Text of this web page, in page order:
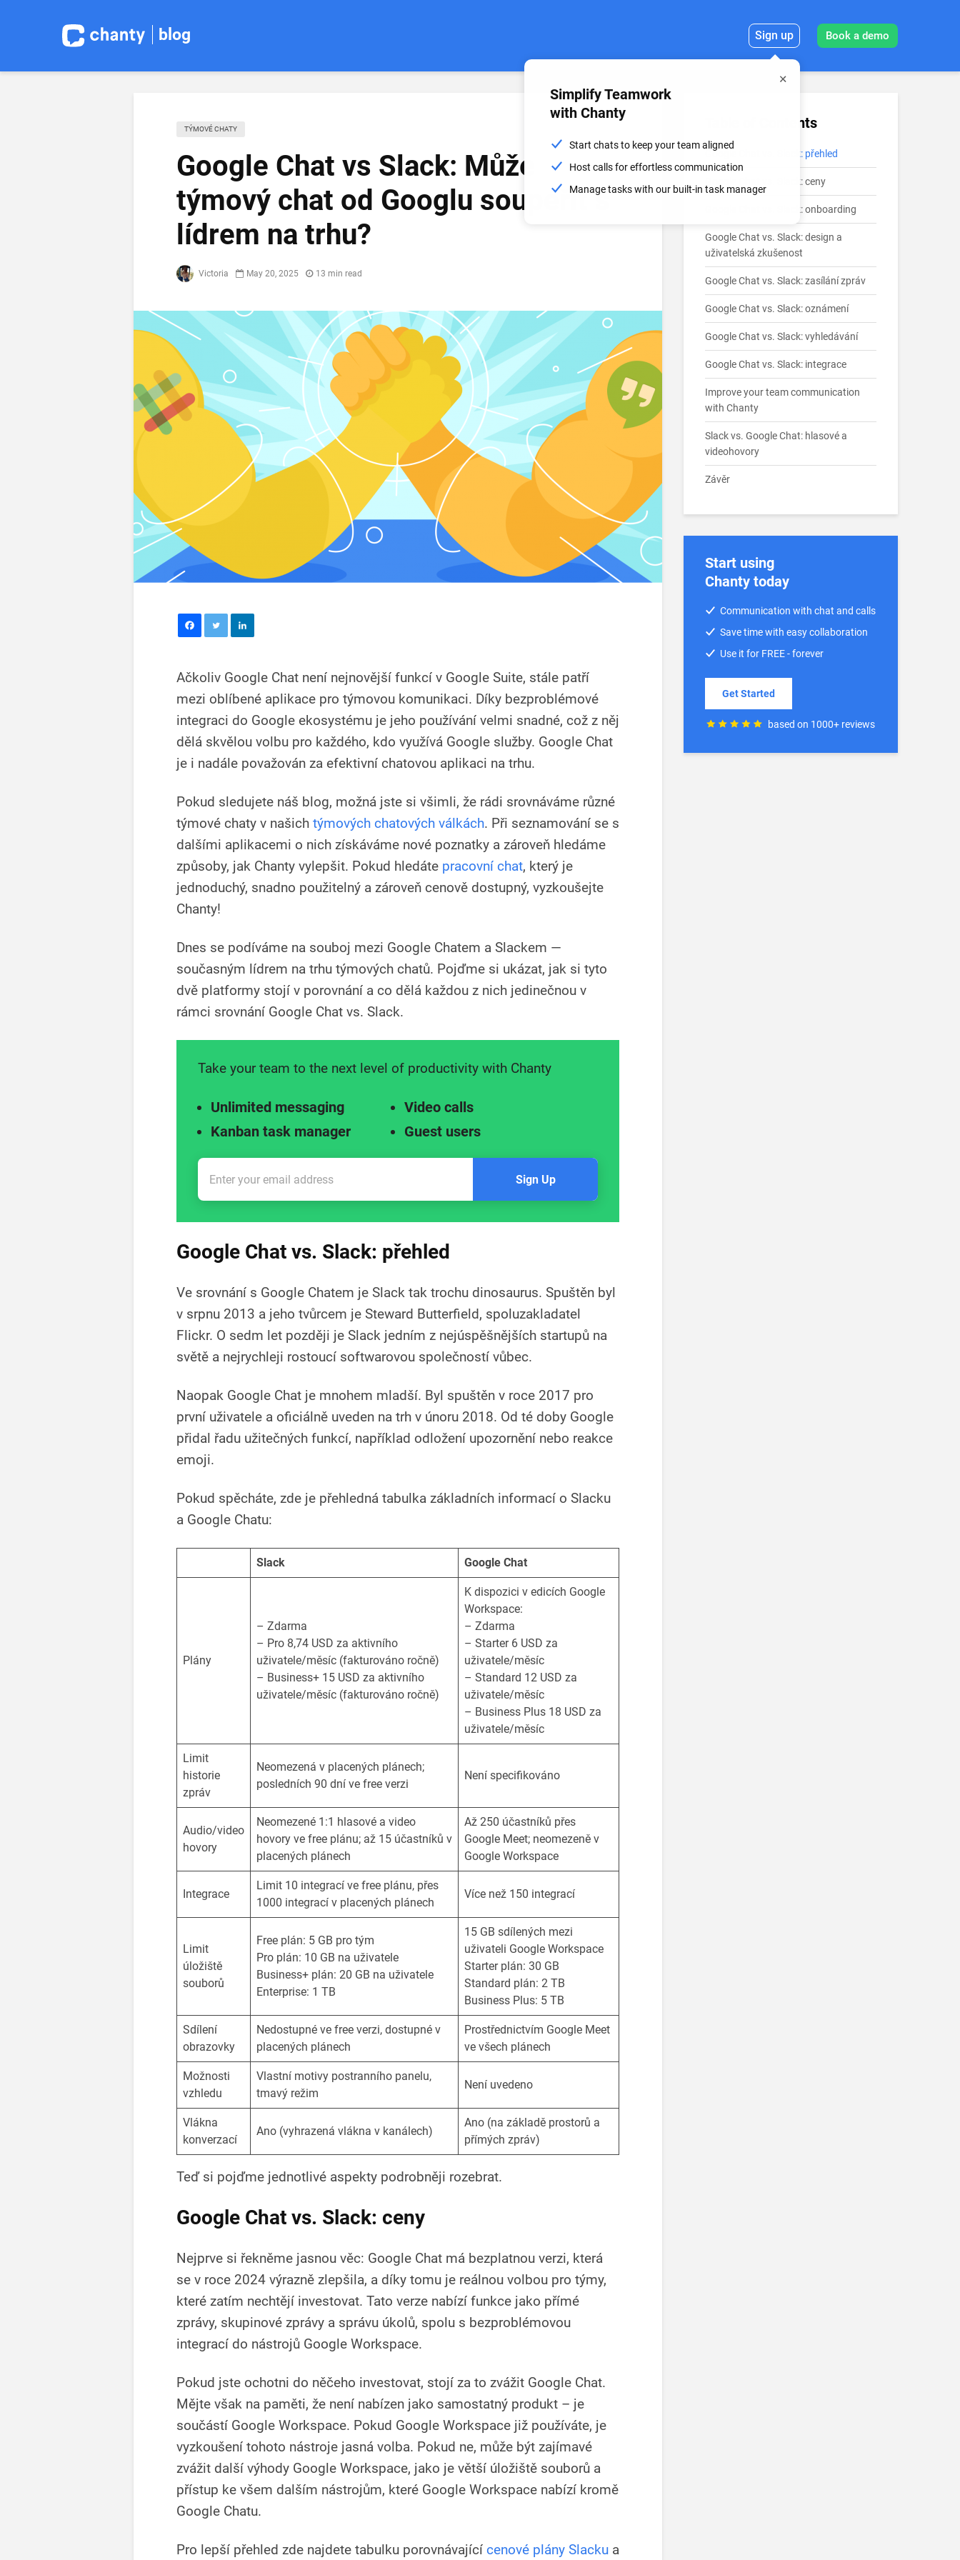
blog Sign up
Simplify Teamwork
with Chanty
Start chats to keep your team aligned
Host calls for effortless communication
Manage tasks with our built-in task manager
Book a demo
TÝMOVÉ CHATY
Google Chat vs Slack: Může
týmový chat od Googlu soupeřit s
lídrem na trhu?
Victoria May 20, 2025 13 min read
Ačkoliv Google Chat není nejnovější funkcí v Google Suite, stále patří
mezi oblíbené aplikace pro týmovou komunikaci. Díky bezproblémové
integraci do Google ekosystému je jeho používání velmi snadné, což z něj
dělá skvělou volbu pro každého, kdo využívá Google služby. Google Chat
je i nadále považován za efektivní chatovou aplikaci na trhu.
Pokud sledujete náš blog, možná jste si všimli, že rádi srovnáváme různé
týmové chaty v našich týmových chatových válkách. Při seznamování se s
dalšími aplikacemi o nich získáváme nové poznatky a zároveň hledáme
způsoby, jak Chanty vylepšit. Pokud hledáte pracovní chat, který je
jednoduchý, snadno použitelný a zároveň cenově dostupný, vyzkoušejte
Chanty!
Dnes se podíváme na souboj mezi Google Chatem a Slackem —
současným lídrem na trhu týmových chatů. Pojďme si ukázat, jak si tyto
dvě platformy stojí v porovnání a co dělá každou z nich jedinečnou v
rámci srovnání Google Chat vs. Slack.
Take your team to the next level of productivity with Chanty
Unlimited messaging
Video calls
Kanban task manager
Guest users
Sign Up
Google Chat vs. Slack: přehled
Ve srovnání s Google Chatem je Slack tak trochu dinosaurus. Spuštěn byl
v srpnu 2013 a jeho tvůrcem je Steward Butterfield, spoluzakladatel
Flickr. O sedm let později je Slack jedním z nejúspěšnějších startupů na
světě a nejrychleji rostoucí softwarovou společností vůbec.
Naopak Google Chat je mnohem mladší. Byl spuštěn v roce 2017 pro
první uživatele a oficiálně uveden na trh v únoru 2018. Od té doby Google
přidal řadu užitečných funkcí, například odložení upozornění nebo reakce
emoji.
Pokud spěcháte, zde je přehledná tabulka základních informací o Slacku
a Google Chatu:
Slack Google Chat
Plány
– Zdarma
– Pro 8,74 USD za aktivního
uživatele/měsíc (fakturováno ročně)
– Business+ 15 USD za aktivního
uživatele/měsíc (fakturováno ročně)
K dispozici v edicích Google
Workspace:
– Zdarma
– Starter 6 USD za
uživatele/měsíc
– Standard 12 USD za
uživatele/měsíc
– Business Plus 18 USD za
uživatele/měsíc
Limit
historie
zpráv
Neomezená v placených plánech;
posledních 90 dní ve free verzi
Není specifikováno
Audio/video
hovory
Neomezené 1:1 hlasové a video
hovory ve free plánu; až 15 účastníků v
placených plánech
Až 250 účastníků přes
Google Meet; neomezeně v
Google Workspace
Integrace
Limit 10 integrací ve free plánu, přes
1000 integrací v placených plánech
Více než 150 integrací
Limit
úložiště
souborů
Free plán: 5 GB pro tým
Pro plán: 10 GB na uživatele
Business+ plán: 20 GB na uživatele
Enterprise: 1 TB
15 GB sdílených mezi
uživateli Google Workspace
Starter plán: 30 GB
Standard plán: 2 TB
Business Plus: 5 TB
Sdílení
obrazovky
Nedostupné ve free verzi, dostupné v
placených plánech
Prostřednictvím Google Meet
ve všech plánech
Možnosti
vzhledu
Vlastní motivy postranního panelu,
tmavý režim
Není uvedeno
Vlákna
konverzací
Ano (vyhrazená vlákna v kanálech)
Ano (na základě prostorů a
přímých zpráv)
Teď si pojďme jednotlivé aspekty podrobněji rozebrat.
Google Chat vs. Slack: ceny
Nejprve si řekněme jasnou věc: Google Chat má bezplatnou verzi, která
se v roce 2024 výrazně zlepšila, a díky tomu je reálnou volbou pro týmy,
které zatím nechtějí investovat. Tato verze nabízí funkce jako přímé
zprávy, skupinové zprávy a správu úkolů, spolu s bezproblémovou
integrací do nástrojů Google Workspace.
Pokud jste ochotni do něčeho investovat, stojí za to zvážit Google Chat.
Mějte však na paměti, že není nabízen jako samostatný produkt – je
součástí Google Workspace. Pokud Google Workspace již používáte, je
vyzkoušení tohoto nástroje jasná volba. Pokud ne, může být zajímavé
zvážit další výhody Google Workspace, jako je větší úložiště souborů a
přístup ke všem dalším nástrojům, které Google Workspace nabízí kromě
Google Chatu.
Pro lepší přehled zde najdete tabulku porovnávající cenové plány Slacku a
Table of Contents
Google Chat vs. Slack: přehled
Google Chat vs. Slack: ceny
Google Chat vs. Slack: onboarding
Google Chat vs. Slack: design a
uživatelská zkušenost
Google Chat vs. Slack: zasílání zpráv
Google Chat vs. Slack: oznámení
Google Chat vs. Slack: vyhledávání
Google Chat vs. Slack: integrace
Improve your team communication
with Chanty
Slack vs. Google Chat: hlasové a
videohovory
Závěr
Start using
Chanty today
Communication with chat and calls
Save time with easy collaboration
Use it for FREE - forever
Get Started
based on 1000+ reviews